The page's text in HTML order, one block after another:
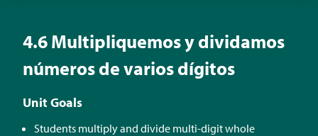
4.6 Multipliquemos y dividamos
números de varios dígitos
Unit Goals
Students multiply and divide multi-digit whole